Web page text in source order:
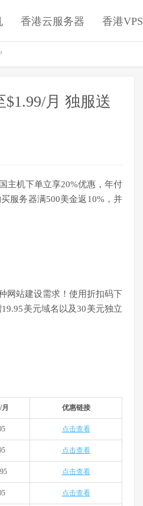
香港云服务器 香港VPS
$1.99/月 独服送
主机下单立享20%优惠，年付
服务器满500美金返10%，并
网站建设需求！使用折扣码下
美元域名以及30美元独立
优惠链接
点击查看
点击查看
点击查看
点击查看